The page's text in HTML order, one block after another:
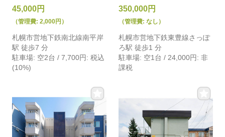
45,000円
（管理費: 2,000円）
札幌市営地下鉄南北線南平岸
駅 徒歩7 分
駐車場: 空2台 / 7,700円: 税込
(10%)
350,000円
（管理費: なし）
札幌市営地下鉄東豊線さっぽ
ろ駅 徒歩1 分
駐車場: 空1台 / 24,000円: 非
課税